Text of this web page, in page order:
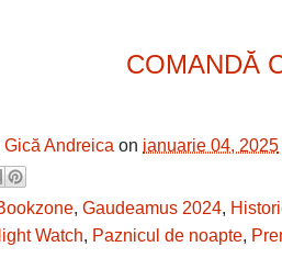
COMANDĂ
Gică Andreica on ianuarie 04, 2025
, Gaudeamus 2024,
Watch, Paznicul de noapte,